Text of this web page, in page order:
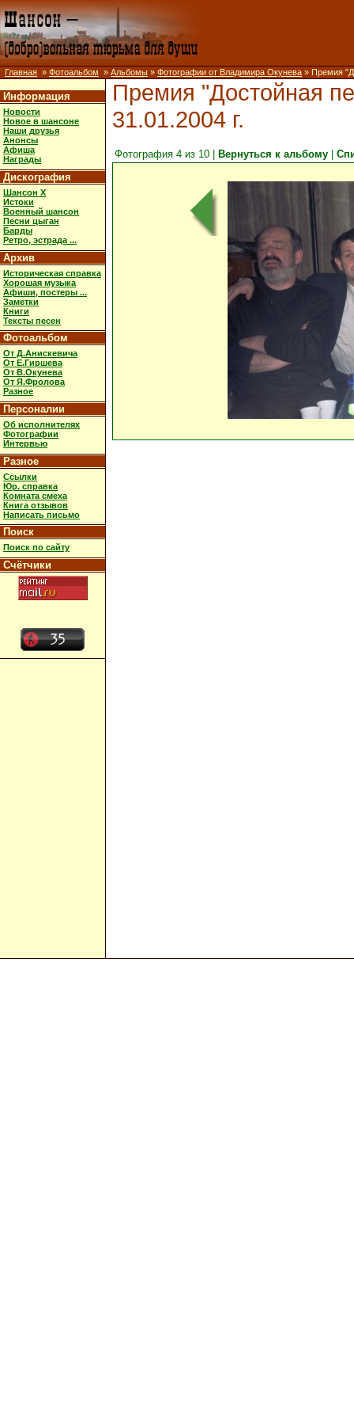
Главная » Фотоальбом » Альбомы » Фотографии от Владимира Окунева » Премия
Информация
Новости
Новое в шансоне
Наши друзья
Анонсы
Афиша
Награды
Дискография
Шансон X
Истоки
Военный шансон
Песни цыган
Барды
Ретро, эстрада ...
Архив
Историческая справка
Хорошая музыка
Афиши, постеры ...
Заметки
Книги
Тексты песен
Фотоальбом
От Д.Анискевича
От Е.Гиршева
От В.Окунева
От Я.Фролова
Разное
Персоналии
Об исполнителях
Фотографии
Интервью
Разное
Ссылки
Юр. справка
Комната смеха
Книга отзывов
Написать письмо
Поиск
Поиск по сайту
Счётчики
Премия "Достойная
31.01.2004 г.
Фотография 4 из 10 | Вернуться к альбому